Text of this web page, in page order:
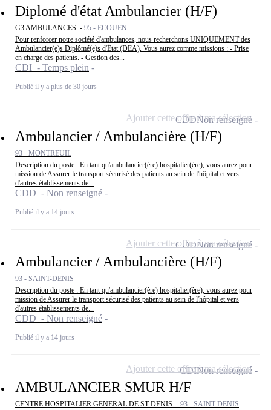
Diplomé d'état Ambulancier (H/F)
G3 AMBULANCES - 95 - ECOUEN
Pour renforcer notre société d'ambulances, nous recherchons UNIQUEMENT des
Ambulancier(e)s Diplômé(e)s d'État (DEA). Vous aurez comme missions : - Prise
en charge des patients. - Gestion des...
CDI - Temps plein
Publié il y a plus de 30 jours
Ambulancier / Ambulancière (H/F)
93 - MONTREUIL
Description du poste : En tant qu'ambulancier(ère) hospitalier(ère), vous aurez pour
mission de Assurer le transport sécurisé des patients au sein de l'hôpital et vers
d'autres établissements de...
CDD - Non renseigné
Publié il y a 14 jours
CDDNon renseigné
Ajouter cette offre à ma sélection
Ambulancier / Ambulancière (H/F)
93 - SAINT-DENIS
Description du poste : En tant qu'ambulancier(ère) hospitalier(ère), vous aurez pour
mission de Assurer le transport sécurisé des patients au sein de l'hôpital et vers
d'autres établissements de...
CDD - Non renseigné
Publié il y a 14 jours
CDDNon renseigné
Ajouter cette offre à ma sélection
AMBULANCIER SMUR H/F
CENTRE HOSPITALIER GENERAL DE ST DENIS - 93 - SAINT-DENIS
CDINon renseigné
Ajouter cette offre à ma sélection